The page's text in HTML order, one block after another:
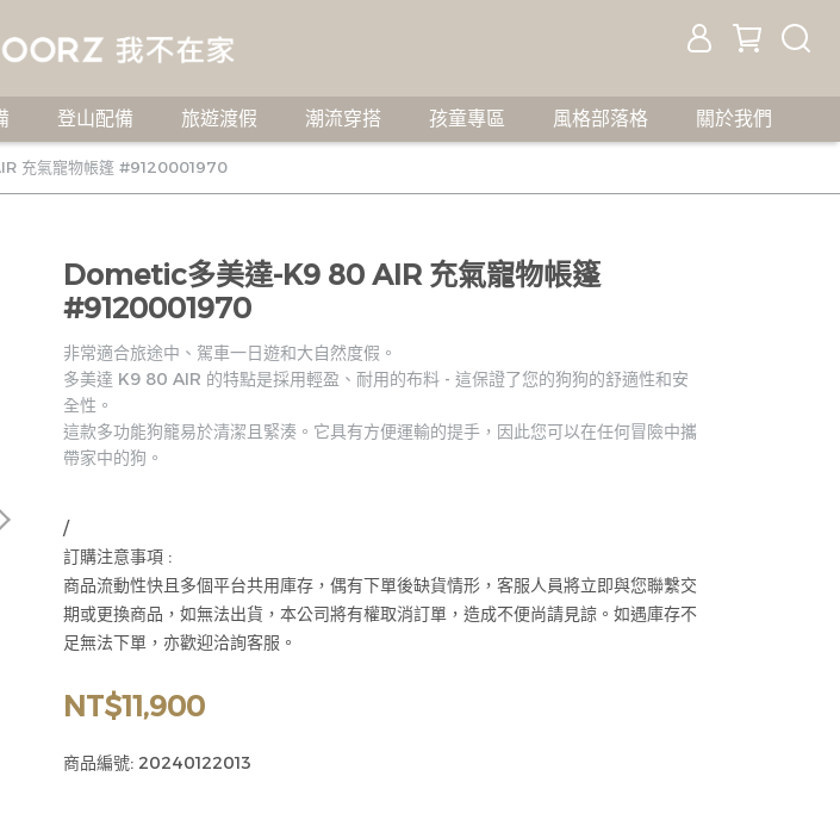
登山配備 旅遊渡假 潮流穿搭 孩童專區 風格部落格 關於我們
充氣寵物帳篷 #9120001970
Dometic多美達-K9 80 AIR 充氣寵物帳篷
#9120001970
非常適合旅途中、駕車一日遊和大自然度假。
多美達 K9 80 AIR 的特點是採用輕盈、耐用的布料 - 這保證了您的狗狗的舒適性和安
全性。
這款多功能狗籠易於清潔且緊湊。它具有方便運輸的提手，因此您可以在任何冒險中攜
帶家中的狗。
/
訂購注意事項 :
商品流動性快且多個平台共用庫存，偶有下單後缺貨情形，客服人員將立即與您聯繫交
期或更換商品，如無法出貨，本公司將有權取消訂單，造成不便尚請見諒。如遇庫存不
足無法下單，亦歡迎洽詢客服。
NT$11,900
商品編號: 20240122013